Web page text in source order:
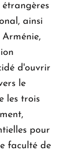
ainsi
d'ouvrir
le
les trois
pour
faculté de